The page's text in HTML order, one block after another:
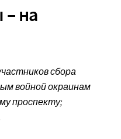
на
сбора
войной окраинам
проспекту;